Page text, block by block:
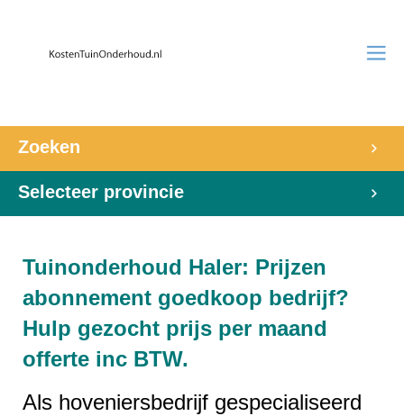
Zoeken
Selecteer provincie
Tuinonderhoud Haler: Prijzen
abonnement goedkoop bedrijf?
Hulp gezocht prijs per maand
offerte inc BTW.
Als hoveniersbedrijf gespecialiseerd